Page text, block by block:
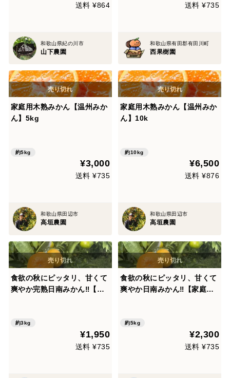
送料 ¥864
和歌山県紀の川市
山下農園
送料 ¥735
和歌山県有田郡有田川町
西果樹園
家庭用木熟みかん【温州みか
ん】5kg
約5kg
¥3,000
送料 ¥735
和歌山県田辺市
高垣農園
家庭用木熟みかん【温州みか
ん】10k
約10kg
¥6,500
送料 ¥876
和歌山県田辺市
高垣農園
食欲の秋にピッタリ、甘くて
爽やか完熟日南みかん‼︎【贈
約3kg
¥1,950
送料 ¥735
食欲の秋にピッタリ、甘くて
爽やか日南みかん‼︎【家庭
約5kg
¥2,300
送料 ¥735